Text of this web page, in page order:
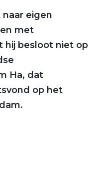
eigen
met
hij besloot niet op
Ha, dat
op het